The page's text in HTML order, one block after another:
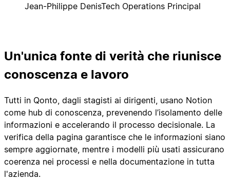
Jean-Philippe DenisTech Operations Principal
Un'unica fonte di verità che riunisce
conoscenza e lavoro
Tutti in Qonto, dagli stagisti ai dirigenti, usano Notion
come hub di conoscenza, prevenendo l’isolamento delle
informazioni e accelerando il processo decisionale. La
verifica della pagina garantisce che le informazioni siano
sempre aggiornate, mentre i modelli più usati assicurano
coerenza nei processi e nella documentazione in tutta
l'azienda.